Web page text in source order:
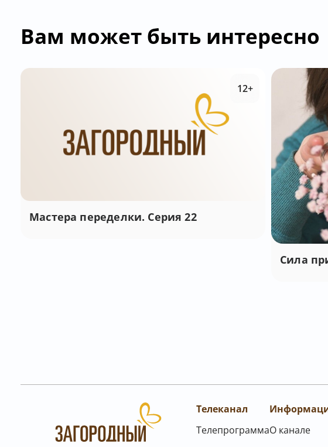
Вам может быть интересно
Мастера переделки. Серия 22
12+
Сила
Телеканал
ТелепрограммаО канале